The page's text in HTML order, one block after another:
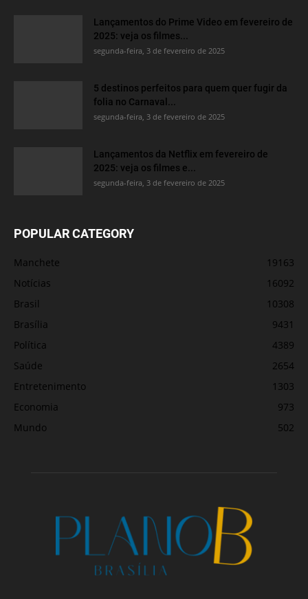
Lançamentos do Prime Video em fevereiro de
2025: veja os filmes...
segunda-feira, 3 de fevereiro de 2025
5 destinos perfeitos para quem quer fugir da
folia no Carnaval...
segunda-feira, 3 de fevereiro de 2025
Lançamentos da Netflix em fevereiro de
2025: veja os filmes e...
segunda-feira, 3 de fevereiro de 2025
POPULAR CATEGORY
Manchete
19163
Notícias
16092
Brasil
10308
Brasília
9431
Política
4389
Saúde
2654
Entretenimento
1303
Economia
973
Mundo
502